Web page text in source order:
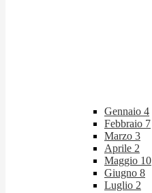
Gennaio 4
Febbraio 7
Marzo 3
Aprile 2
Maggio 10
Giugno 8
Luglio 2